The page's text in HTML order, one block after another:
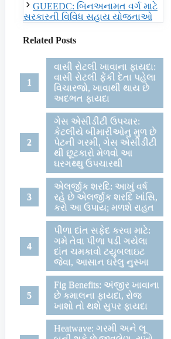
GUEEDC: બિનઅનામત વર્ગ માટે
સરકારની વિવિધ સહાય યોજનાઓ
Related Posts
વાસી રોટલી ખાવાના ફાયદા:
વાસી રોટલી ફેંકી દેતા પહેલા
વિચારજો, ખાવાથી થાય છે
અદભત ફાયદા
ગેસ એસીડીટી ઉપચાર:
કેટલીયે બીમારીઓનુ મુળ છે
પેટની ગરમી, ગેસ એસીડીટી
થી છૂટકારો મેળવો આ
ઘરગથ્થુ ઉપચારથી
એલર્જીક શરદિ: આખું વર્ષ
રહે છે એલર્જીક શરદિ ખાંસિ,
કરો આ ઉપાય; મળશે રાહત
પીળા દાંત સફેદ કરવા માટે:
ગમે તેવા પીળા પડી ગયેલા
દાંત ચમકાવો ટયુબલાઇટ
જેવા, આસાન ઘરેલુ નુસ્ખા
Fig Benefits: અંજીર ખાવાના
છે કમાલના ફાયદા, રોજ
ખાશો તો થશે સુપર ફાયદા
Heatwave: ગરમી અને લૂ